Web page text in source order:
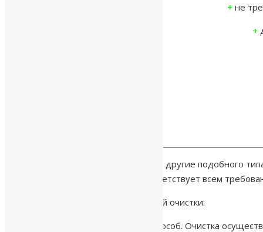
+ не
+
Станции глубокой очистки (Дека и другие подобного
станцией глубокой очистки, соответствует всем
Принцип работы станции глубокой очистки:
Используется натуральный биоспособ. Очистка